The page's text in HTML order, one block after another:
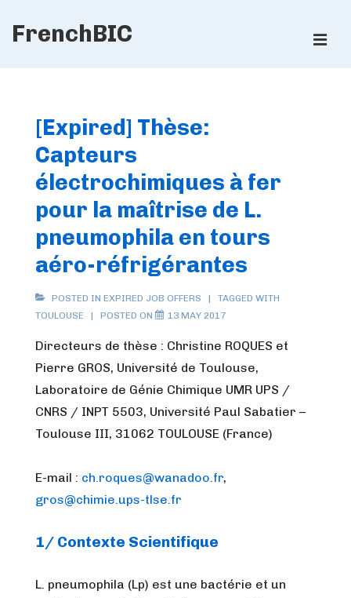
SkipFrenchBIC
[Expired] Thèse:
Capteurs
électrochimiques à fer
pour la maîtrise de L.
pneumophila en tours
aéro-réfrigérantes
POSTED IN EXPIRED JOB OFFERS
TAGGED WITH
TOULOUSE
POSTED ON 13 MAY 2017
Directeurs de thèse : Christine ROQUES et
Pierre GROS, Université de Toulouse,
Laboratoire de Génie Chimique UMR UPS /
CNRS / INPT 5503, Université Paul Sabatier –
Toulouse III, 31062 TOULOUSE (France)
E-mail : ch.roques@wanadoo.fr,
gros@chimie.ups-tlse.fr
1/ Contexte Scientifique
L. pneumophila (Lp) est une bactérie et un